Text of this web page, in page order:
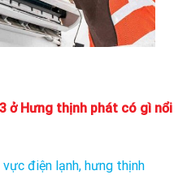
ở Hưng thịnh phát có gì nổi
điện lạnh, hưng thịnh